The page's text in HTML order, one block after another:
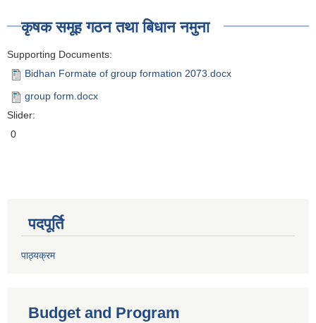
कृषक समूह गठन तथा बिधान नमुना
Supporting Documents:
Bidhan Formate of group formation 2073.docx
group form.docx
Slider:
0
पदपूर्ति
पाठ्यक्रम
Budget and Program